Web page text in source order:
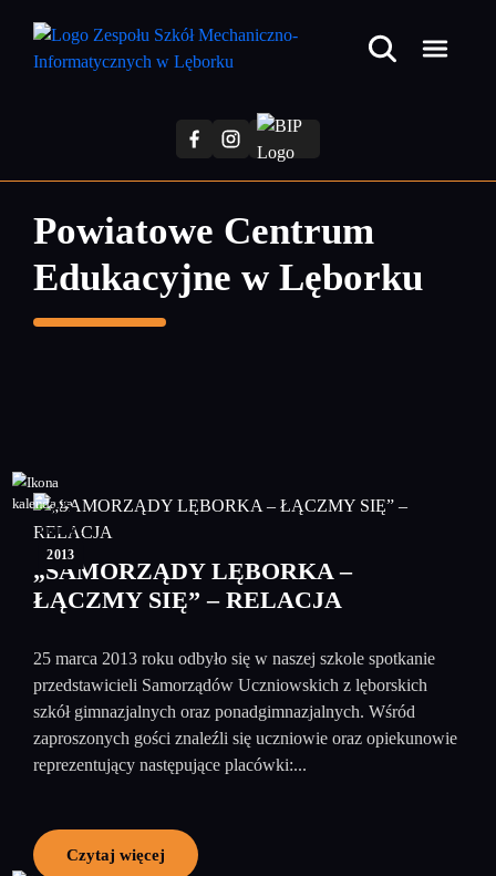
treści
Powiatowe Centrum
Edukacyjne w Lęborku
25
marzec
2013
„SAMORZĄDY LĘBORKA –
ŁĄCZMY SIĘ” – RELACJA
25 marca 2013 roku odbyło się w naszej szkole spotkanie
przedstawicieli Samorządów Uczniowskich z lęborskich
szkół gimnazjalnych oraz ponadgimnazjalnych. Wśród
zaproszonych gości znaleźli się uczniowie oraz opiekunowie
reprezentujący następujące placówki:...
Czytaj więcej